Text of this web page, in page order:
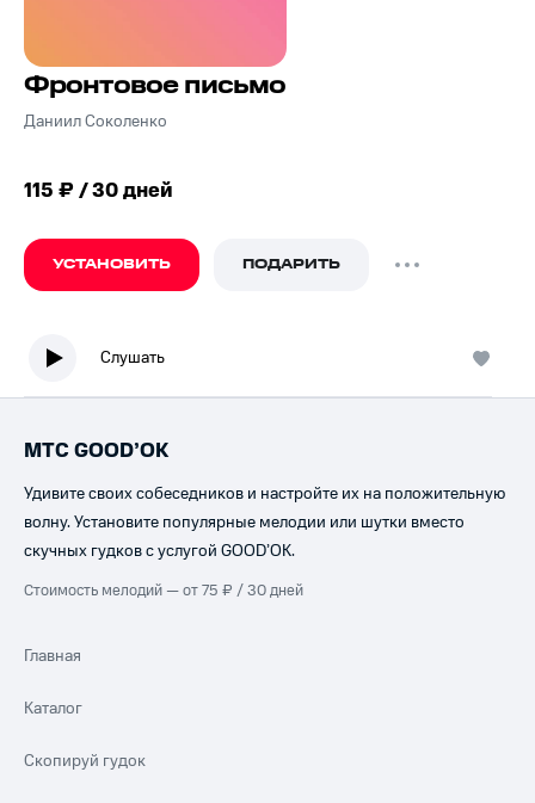
Фронтовое письмо
Даниил Соколенко
115 ₽ / 30 дней
УСТАНОВИТЬ ПОДАРИТЬ
Слушать
МТС GOOD’OK
Удивите своих собеседников и настройте их на положительную
волну. Установите популярные мелодии или шутки вместо
скучных гудков с услугой GOOD’OK.
Стоимость мелодий — от 75 ₽ / 30 дней
Главная
Каталог
Скопируй гудок